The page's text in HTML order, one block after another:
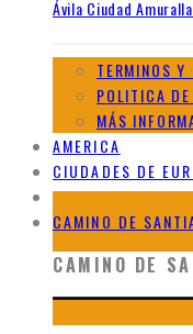
Ávila Ciudad
TERMINOS Y
POLITICA
MÁS
AMERICA
CIUDADES DE
GALERIAS DE
CAMINO DE
CAMINO DE